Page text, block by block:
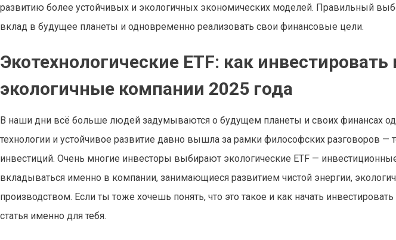
развитию более устойчивых и экологичных экономических моделей. Правильный
вклад в будущее планеты и одновременно реализовать свои финансовые цели.
Экотехнологические ETF: как
экологичные компании 2025 года
В наши дни всё больше людей задумываются о будущем планеты и своих финансах
технологии и устойчивое развитие давно вышла за рамки философских разговоров —
инвестиций. Очень многие инвесторы выбирают экологические ETF —
вкладываться именно в компании, занимающиеся развитием чистой энергии,
производством. Если ты тоже хочешь понять, что это такое и как начать
статья именно для тебя.